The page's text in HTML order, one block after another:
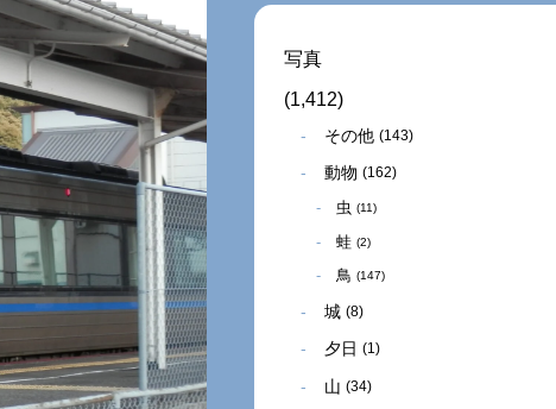
写真
(1,412)
その他 (143)
動物 (162)
虫 (11)
蛙 (2)
鳥 (147)
城 (8)
夕日 (1)
山 (34)